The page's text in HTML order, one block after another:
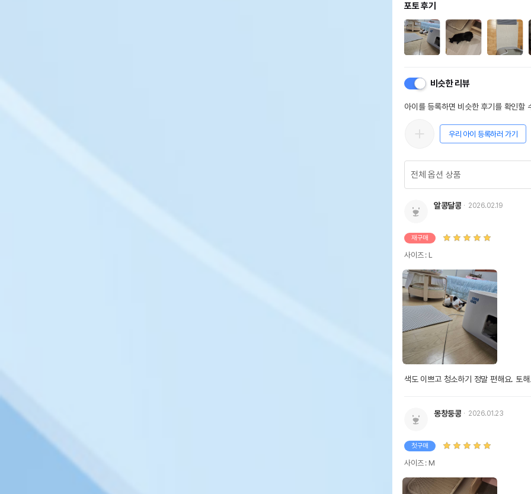
포토 후기
비슷한 리뷰
아이를 등록하면 비슷한 후기를 확인할
우리 아이 등록하러 가기
알콩달콩 2026.02.19
재구매
사이즈 : L
색도 이쁘고 청소하기 정말 편해요. 토
몽창둥콩 2026.01.23
첫구매
사이즈 : M